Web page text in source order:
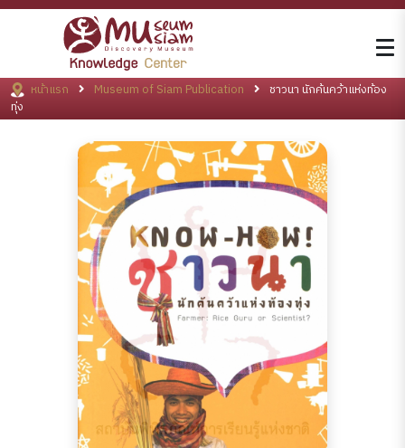
หน้าแรก Museum of Siam Publication
ชาวนา นักค้นคว้าแห่งท้อง
ทุ่ง